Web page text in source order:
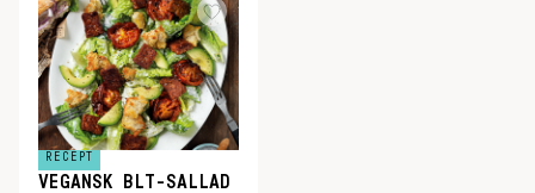
RECEPT
VEGANSK BLT-SALLAD